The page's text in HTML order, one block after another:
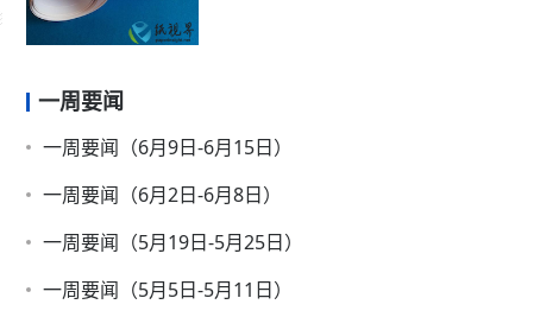
一周要闻
一周要闻（6月9日-6月15日）
一周要闻（6月2日-6月8日）
一周要闻（5月19日-5月25日）
一周要闻（5月5日-5月11日）